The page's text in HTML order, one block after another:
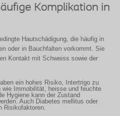
Komplikation in
Hautschädigung, die häufig in
oder in Bauchfalten vorkommt. Sie
Kontakt mit Schweiss sowie der
ein hohes Risiko, Intertrigo zu
Immobilität, heisse und feuchte
Hygiene kann der Zustand
Auch Diabetes mellitus oder
Risikofaktoren.